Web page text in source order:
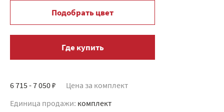
Подобрать цвет
Где купить
6 715 - 7 050 ₽ Цена за комплект
Единица продажи: комплект